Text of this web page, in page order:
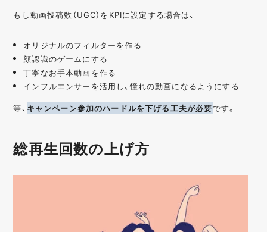
もし動画投稿数（UGC）をKPIに設定する場合は、
オリジナルのフィルターを作る
顔認識のゲームにする
丁寧なお手本動画を作る
インフルエンサーを活用し、憧れの動画になるようにする
等、 キャンペーン参加のハードルを下げる工夫が必要です。
総再生回数の上げ方